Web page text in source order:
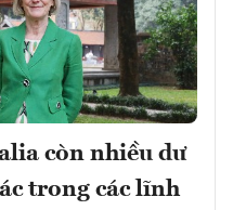
còn nhiều dư
trong các lĩnh